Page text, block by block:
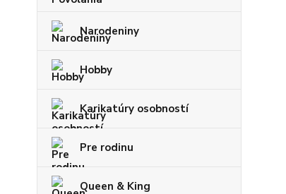
Narodeniny
Hobby
Karikatúry osobností
Pre rodinu
Queen & King